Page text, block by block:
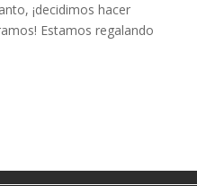
¡decidimos hacer
Estamos regalando